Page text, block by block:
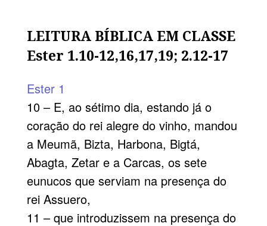
LEITURA BÍBLICA EM CLASSE
Ester 1.10-12,16,17,19; 2.12-17
Ester 1
10 – E, ao sétimo dia, estando já o
coração do rei alegre do vinho, mandou
a Meumã, Bizta, Harbona, Bigtá,
Abagta, Zetar e a Carcas, os sete
eunucos que serviam na presença do
rei Assuero,
11 – que introduzissem na presença do